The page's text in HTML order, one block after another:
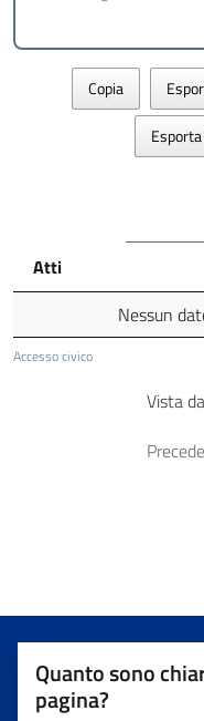
Copia
Accesso civico
Atti
Nessun
Vista
Quanto sono
pagina?